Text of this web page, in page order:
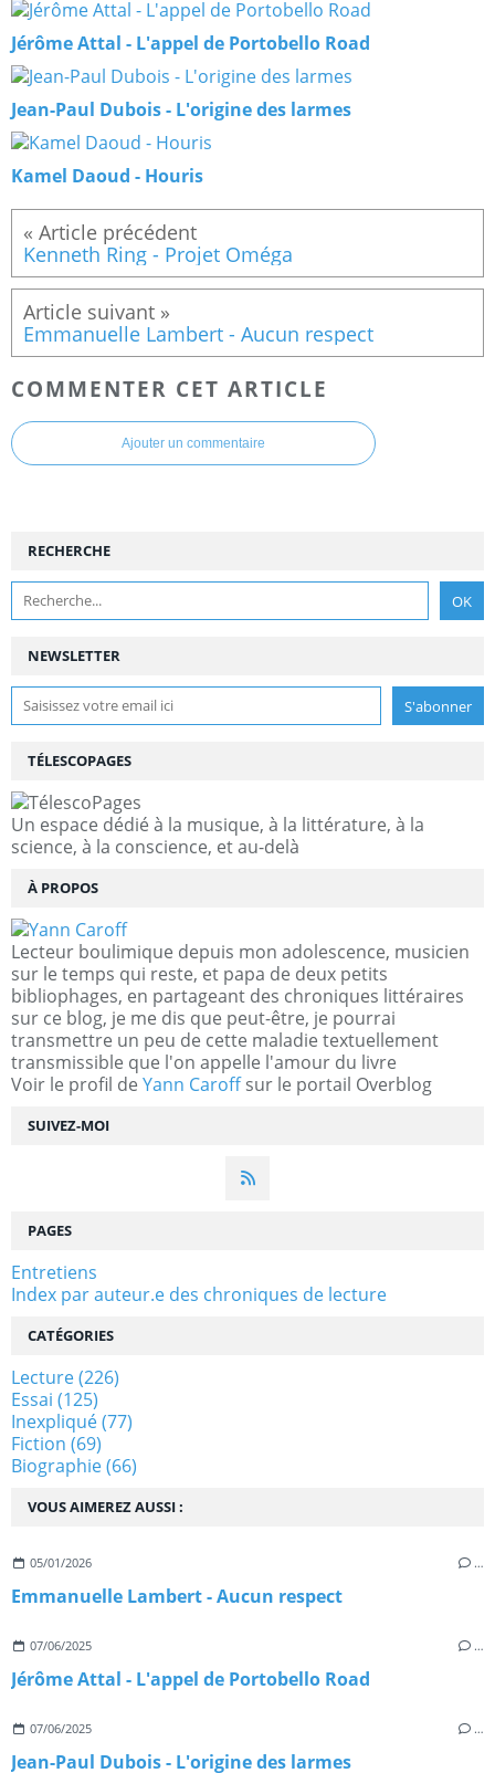
Jérôme Attal - L'appel de Portobello Road
Jean-Paul Dubois - L'origine des larmes
Kamel Daoud - Houris
Kenneth Ring - Projet Oméga
Emmanuelle Lambert - Aucun respect
COMMENTER CET ARTICLE
Ajouter un commentaire
NEWSLETTER
SUIVEZ-MOI
RECHERCHE
TÉLESCOPAGES
Un espace dédié à la musique, à la littérature, à la
science, à la conscience, et au-delà
À PROPOS
Lecteur boulimique depuis mon adolescence, musicien
sur le temps qui reste, et papa de deux petits
bibliophages, en partageant des chroniques littéraires
sur ce blog, je me dis que peut-être, je pourrai
transmettre un peu de cette maladie textuellement
transmissible que l'on appelle l'amour du livre
Voir le profil de Yann Caroffsur le portail Overblog
VOUS AIMEREZ AUSSI :
05/01/2026 …
Emmanuelle Lambert - Aucun respect
07/06/2025 …
Jérôme Attal - L'appel de Portobello Road
07/06/2025 …
Jean-Paul Dubois - L'origine des larmes
PAGES
Entretiens
Index par auteur.e des chroniques de lecture
CATÉGORIES
Lecture(226)
Essai (125)
Inexpliqué(77)
Fiction (69)
Biographie(66)